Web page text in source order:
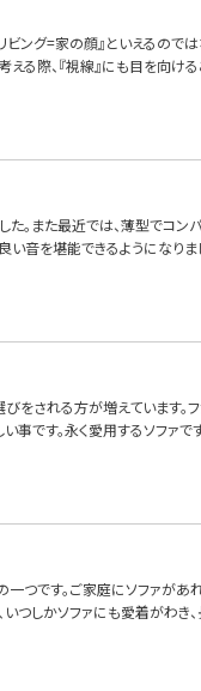
ング=家の顔』といえるので
る際、『視線』にも目を向け
。また最近では、薄型でコン
音を堪能できるようになりま
される方が増えています。フ
です。永く愛用するソファで
つです。ご家庭にソファがあ
つしかソファにも愛着がわき